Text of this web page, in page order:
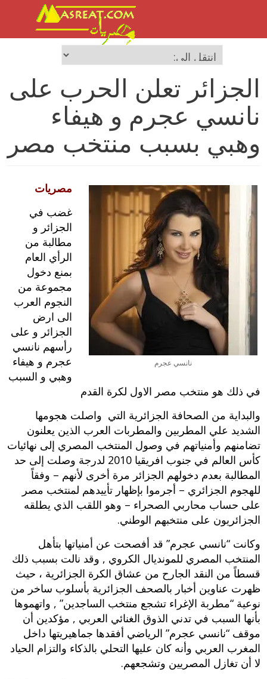
الجزائر تعلن الحرب على
نانسي عجرم و هيفاء
وهبي بسبب منتخب مصر
نانسي عجرم
مصريات
غضب في
الجزائر و
مطالبة من
الرأي العام
بمنع دخول
مجموعة من
النجوم العرب
الى ارض
الجزائر و على
رأسهم نانسي
عجرم و هيفاء
وهبي و السبب
في ذلك هو منتخب مصر الاول لكرة القدم
والبداية من الصحافة الجزائرية التي واصلت هجومها
الشديد علي المطربين والمطربات العرب الذين يعلنون
تضامنهم وأمنياتهم في وصول المنتخب المصري إلى نهائيات
كأس العالم في جنوب افريقيا 2010 لدرجة وصلت إلى حد
المطالبة بعدم دخولهم الجزائر مرة أخرى لأنهم – وفقاً
للهجوم الجزائري – أجرموا بإظهار تأييدهم لمنتخب مصر
على حساب محاربي الصحراء – وهو اللقب الذي يطلقه
الجزائريون على منتخبهم الوطني.
وكانت “نانسي عجرم” قد أفصحت عن أمنياتها بتأهل
المنتخب المصري للمونديال الكروي , وقد نالت بسبب ذلك
قسطاً من النقد الجارح من عشاق الكرة الجزائرية ، حيث
ظهرت عناوين أخبار بالصحف الجزائرية بأسلوب ساخر من
نوعية “مطربة الإغراء تشجع منتخب الساجدين” , واتهموها
بأنها السبب في تدني الذوق الغنائي العربي , مؤكدين أن
موقف “نانسي عجرم” الرياضي أفقدها جماهيريتها داخل
المغرب العربي وأنه كان عليها التحلي بالذكاء والتزام الحياد
لا أن تغازل المصريين وتشجعهم.